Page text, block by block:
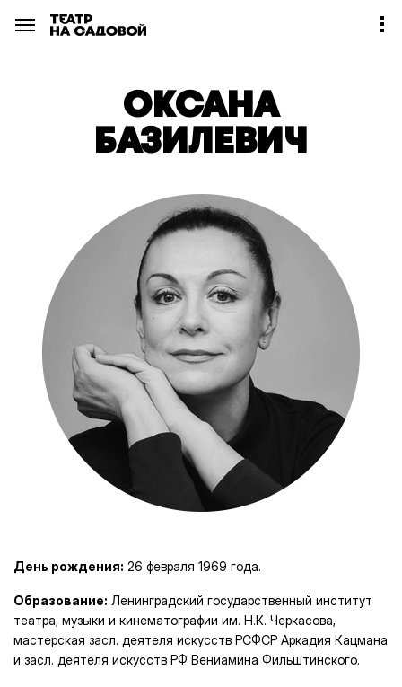
ОКСАНА
БАЗИЛЕВИЧ
День рождения: 26 февраля 1969 года.
Образование: Ленинградский государственный институт
театра, музыки и кинематографии им. Н.К. Черкасова,
мастерская засл. деятеля искусств РСФСР Аркадия Кацмана
и засл. деятеля искусств РФ Вениамина Фильштинского.